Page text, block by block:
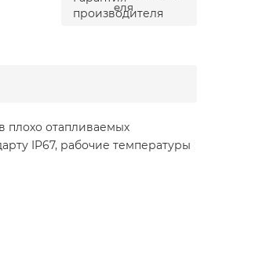
еля
плохо отапливаемых
IP67, рабочие температуры